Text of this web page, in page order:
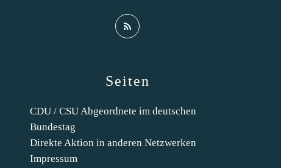
Seiten
CDU / CSU Abgeordnete im deutschen
Bundestag
Direkte Aktion in anderen Netzwerken
Impressum